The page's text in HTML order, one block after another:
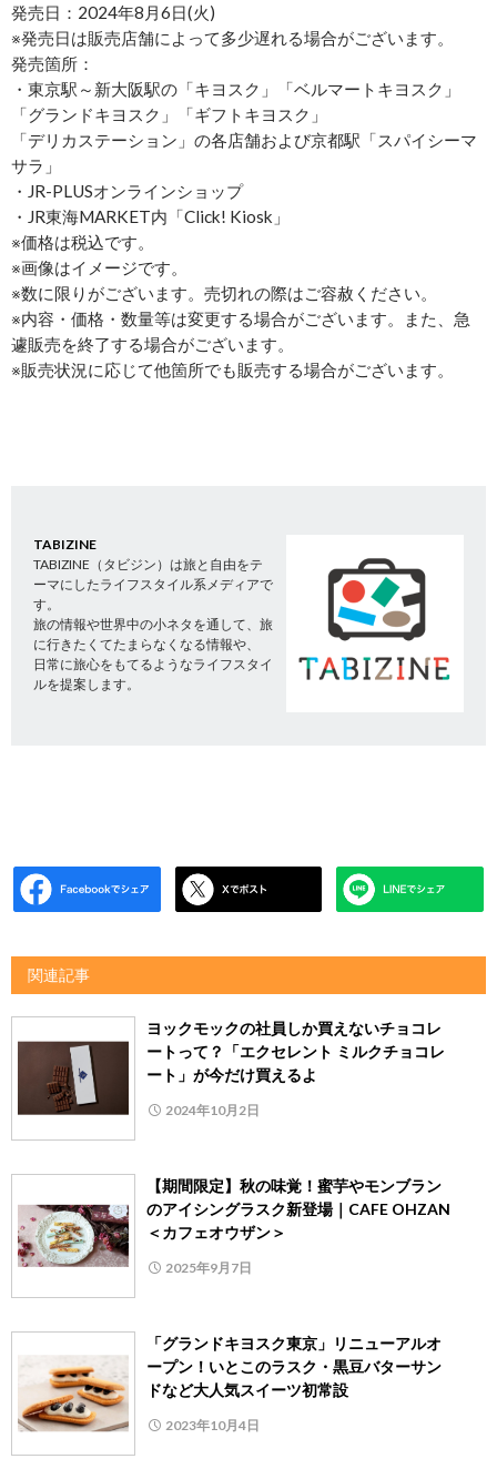
発売日：2024年8月6日(火)
※発売日は販売店舗によって多少遅れる場合がございます。
発売箇所：
・東京駅～新大阪駅の「キヨスク」「ベルマートキヨスク」
「グランドキヨスク」「ギフトキヨスク」
「デリカステーション」の各店舗および京都駅「スパイシーマ
サラ」
・JR-PLUSオンラインショップ
・JR東海MARKET内「Click! Kiosk」
※価格は税込です。
※画像はイメージです。
※数に限りがございます。売切れの際はご容赦ください。
※内容・価格・数量等は変更する場合がございます。また、急
遽販売を終了する場合がございます。
※販売状況に応じて他箇所でも販売する場合がございます。
TABIZINE
TABIZINE（タビジン）は旅と自由をテ
ーマにしたライフスタイル系メディアで
す。
旅の情報や世界中の小ネタを通して、旅
に行きたくてたまらなくなる情報や、
日常に旅心をもてるようなライフスタイ
ルを提案します。
関連記事
ヨックモックの社員しか買えないチョコレ
ートって？「エクセレント ミルクチョコレ
ート」が今だけ買えるよ
2024年10月2日
【期間限定】秋の味覚！蜜芋やモンブラン
のアイシングラスク新登場｜CAFE OHZAN
＜カフェオウザン＞
2025年9月7日
「グランドキヨスク東京」リニューアルオ
ープン！いとこのラスク・黒豆バターサン
ドなど大人気スイーツ初常設
2023年10月4日